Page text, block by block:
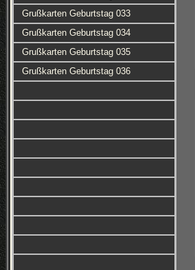
Grußkarten Geburtstag 033
Grußkarten Geburtstag 034
Grußkarten Geburtstag 035
Grußkarten Geburtstag 036